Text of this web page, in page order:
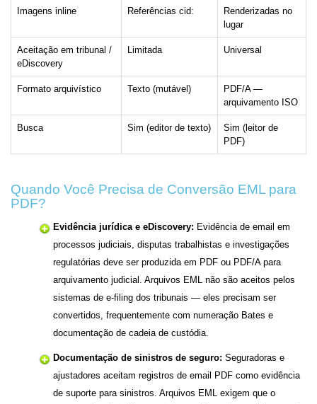
Imagens inline Referências cid:
Renderizadas no
lugar
Aceitação em tribunal /
eDiscovery
Limitada Universal
Formato arquivístico Texto (mutável)
PDF/A —
arquivamento ISO
Busca Sim (editor de texto)
Sim (leitor de
PDF)
Quando Você Precisa de Conversão EML para
PDF?
Evidência jurídica e eDiscovery: Evidência de email em
processos judiciais, disputas trabalhistas e investigações
regulatórias deve ser produzida em PDF ou PDF/A para
arquivamento judicial. Arquivos EML não são aceitos pelos
sistemas de e-filing dos tribunais — eles precisam ser
convertidos, frequentemente com numeração Bates e
documentação de cadeia de custódia.
Documentação de sinistros de seguro: Seguradoras e
ajustadores aceitam registros de email PDF como evidência
de suporte para sinistros. Arquivos EML exigem que o